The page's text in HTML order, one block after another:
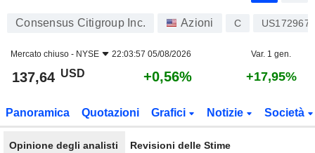
Consensus Citigroup Inc. Azioni C
Mercato chiuso - NYSE 22:03:57 05/08/2026 Var. 1 gen.
137,64 USD +0,56% +17,95%
Panoramica Quotazioni Grafici Notizie Società
Opinione degli analisti Revisioni delle Stime